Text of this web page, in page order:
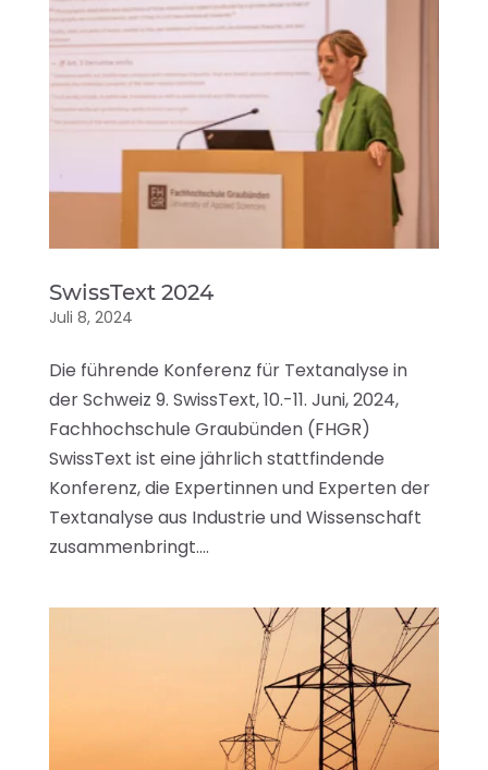
SwissText 2024
Juli 8, 2024
Die führende Konferenz für Textanalyse in
der Schweiz 9. SwissText, 10.-11. Juni, 2024,
Fachhochschule Graubünden (FHGR)
SwissText ist eine jährlich stattfindende
Konferenz, die Expertinnen und Experten der
Textanalyse aus Industrie und Wissenschaft
zusammenbringt....